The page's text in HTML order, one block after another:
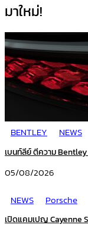
มาใหม่!
BENTLEY NEWS
เบนท์ลีย์ ตีความ
05/08/2026
NEWS
Porsche
เปิดแคมเปญ Cayenne